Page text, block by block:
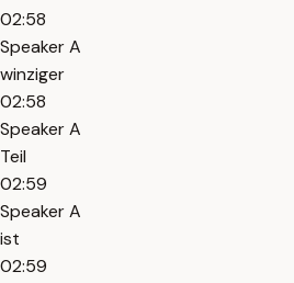
02:58
Speaker A
winziger
02:58
Speaker A
Teil
02:59
Speaker A
ist
02:59